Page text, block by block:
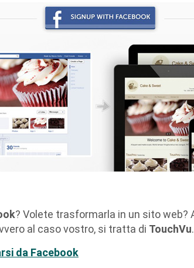
? Volete trasformarla in un sito web?
al caso vostro, si tratta di TouchVu.
da Facebook